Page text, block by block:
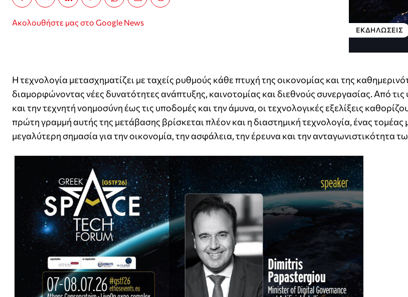
Ακολουθήστε μας στο Google News
ΕΚΔΗΛΏΣΕΙΣ
Η τεχνολογία μετασχηματίζει με ταχείς ρυθμούς κάθε πτυχή της οικονομίας και της
διαμορφώνοντας νέες δυνατότητες ανάπτυξης, καινοτομίας και διεθνούς συνεργασίας. Από
και την τεχνητή νοημοσύνη έως τις υποδομές και την άμυνα, οι τεχνολογικές εξελίξεις
πρώτη γραμμή αυτής της μετάβασης βρίσκεται πλέον και η διαστημική τεχνολογία, ένας τομέας
μεγαλύτερη σημασία για την οικονομία, την ασφάλεια, την έρευνα και την ανταγωνιστικότητα